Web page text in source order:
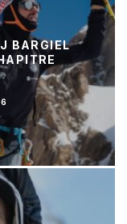
BARGIEL